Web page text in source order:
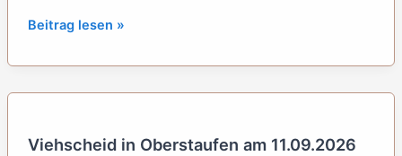
Viehscheid
Oberstdorf
Beitrag lesen »
Viehscheid in Oberstaufen am 11.09.2026